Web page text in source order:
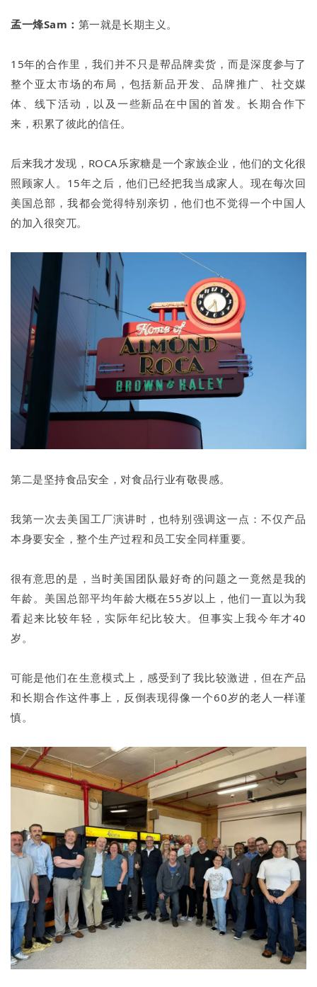
孟一烽Sam： 第一就是长期主义。
15年的合作里，我们并不只是帮品牌卖货，而是深度参与了
整个亚太市场的布局，包括新品开发、品牌推广、社交媒
体、线下活动，以及一些新品在中国的首发。长期合作下
来，积累了彼此的信任。
后来我才发现，ROCA乐家糖是一个家族企业，他们的文化很
照顾家人。15年之后，他们已经把我当成家人。现在每次回
美国总部，我都会觉得特别亲切，他们也不觉得一个中国人
的加入很突兀。
第二是坚持食品安全，对食品行业有敬畏感。
我第一次去美国工厂演讲时，也特别强调这一点：不仅产品
本身要安全，整个生产过程和员工安全同样重要。
很有意思的是，当时美国团队最好奇的问题之一竟然是我的
年龄。美国总部平均年龄大概在55岁以上，他们一直以为我
看起来比较年轻，实际年纪比较大。但事实上我今年才40
岁。
可能是他们在生意模式上，感受到了我比较激进，但在产品
和长期合作这件事上，反倒表现得像一个60岁的老人一样谨
慎。